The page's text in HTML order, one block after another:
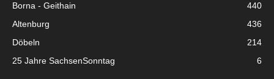
Borna - Geithain
440
Altenburg
436
Döbeln
214
25 Jahre SachsenSonntag
6